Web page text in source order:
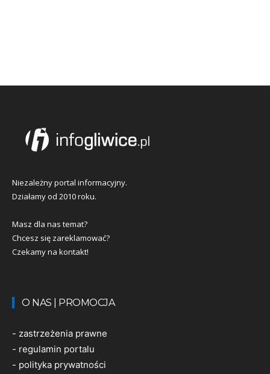
Niezależny portal informacyjny.
Działamy od 2010 roku.
Masz dla nas temat?
Chcesz się zareklamować?
Czekamy na kontakt!
O NAS | PROMOCJA
- zastrzeżenia prawne
- regulamin portalu
- polityka prywatności